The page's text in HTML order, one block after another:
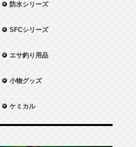
防水シリーズ
SFCシリーズ
エサ釣り用品
小物グッズ
ケミカル